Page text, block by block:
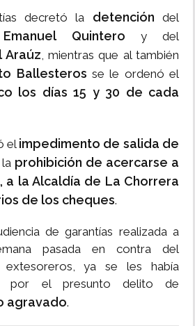
decretó la detención del
Emanuel Quintero y del
Araúz, mientras que al también
Ballesteros se le ordenó el
los días 15 y 30 de cada
el impedimento de salida de
prohibición de acercarse a
a la Alcaldía de La Chorrera
de los cheques.
de garantías realizada a
pasada en contra del
ya se les había
por el presunto delito de
agravado.